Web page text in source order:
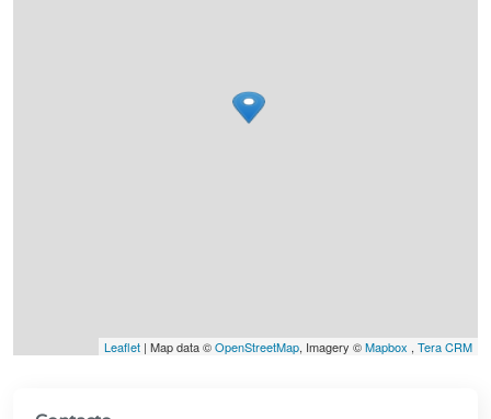
Leaflet | Map data ©OpenStreetMap, Imagery ©Mapbox , Tera CRM